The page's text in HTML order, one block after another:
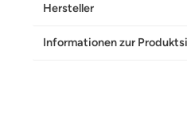
Hersteller
Informationen zur